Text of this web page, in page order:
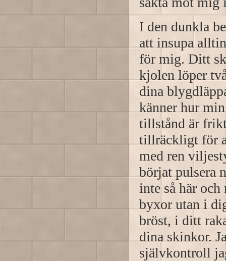
I den dunkla
att insupa
för mig. Ditt
kjolen löper
dina
känner hur
tillstånd är
tillräckligt för
med ren
börjat pulsera
inte så här
byxor utan i
bröst, i ditt
dina skinkor.
självkontroll